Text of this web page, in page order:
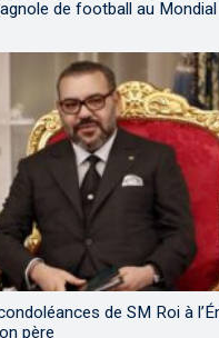
de football au Mondial
de SM Roi à
père